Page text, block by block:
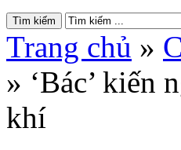
Trang chủ »
» ‘Bác’ kiến
khí